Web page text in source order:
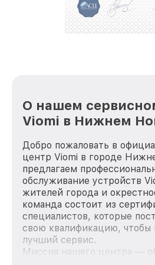
репутацию. Мы постоянно
О нашем
Viomi в Нижнем
Добро пожаловать в
центр Viomi в городе
предлагаем
обслуживание устройств
жителей города и
команда состоит из
специалистов, которые
свою квалификацию, чтобы
лучший сервис.
Миссия нашего центра —